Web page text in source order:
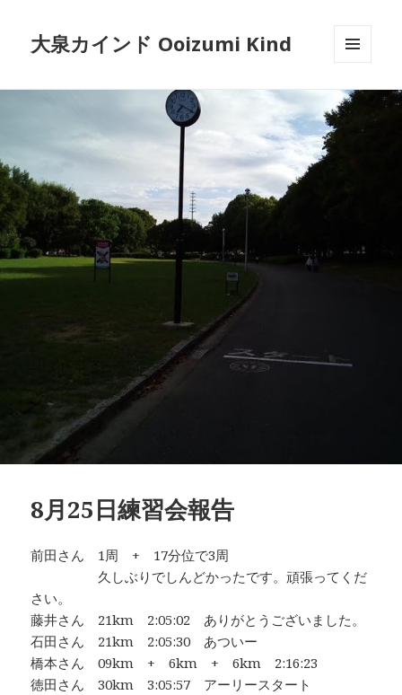
大泉カインド Ooizumi Kind
ーとウ
ィジェ
8月25日練習会報告
前田さん 1周 + 17分位で3周
久しぶりでしんどかったです。頑張ってくだ
さい。
藤井さん 21km 2:05:02 ありがとうございました。
石田さん 21km 2:05:30 あついー
橋本さん 09km + 6km + 6km 2:16:23
徳田さん 30km 3:05:57 アーリースタート